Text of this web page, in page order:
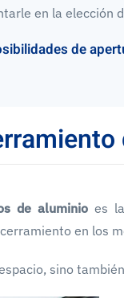
en la elección
de
de aluminio es
en los
sino